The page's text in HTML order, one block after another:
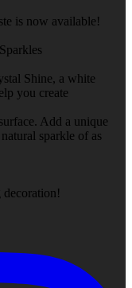
is now available!
Shine, a white
you create
Add a unique
sparkle of as
decoration!